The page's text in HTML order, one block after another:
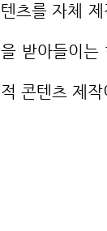
텐츠를 자체
을 받아들이는
적 콘텐츠 제